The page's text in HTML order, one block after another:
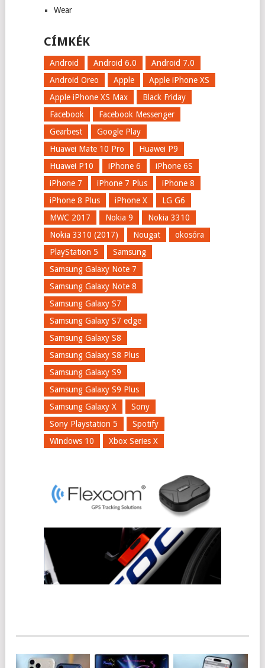
Wear
CÍMKÉK
Android Android 6.0
Android 7.0
Android Oreo
Apple
Apple iPhone XS
Apple iPhone XS Max
Black Friday
Facebook
Facebook Messenger
Gearbest
Google Play
Huawei Mate 10 Pro
Huawei P9
Huawei P10
iPhone 6
iPhone 6S
iPhone 7
iPhone 7 Plus
iPhone 8
iPhone 8 Plus
iPhone X
LG G6
MWC 2017
Nokia 9
Nokia 3310
Nokia 3310 (2017)
Nougat
okosóra
PlayStation 5
Samsung
Samsung Galaxy Note 7
Samsung Galaxy Note 8
Samsung Galaxy S7
Samsung Galaxy S7 edge
Samsung Galaxy S8
Samsung Galaxy S8 Plus
Samsung Galaxy S9
Samsung Galaxy S9 Plus
Samsung Galaxy X
Sony
Sony Playstation 5
Spotify
Windows 10
Xbox Series X